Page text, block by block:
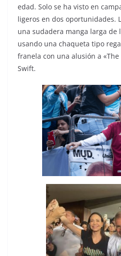
edad. Solo se ha visto en
ligeros en dos oportunidades.
una sudadera manga larga de
usando una chaqueta tipo
franela con una alusión a «The
Swift.